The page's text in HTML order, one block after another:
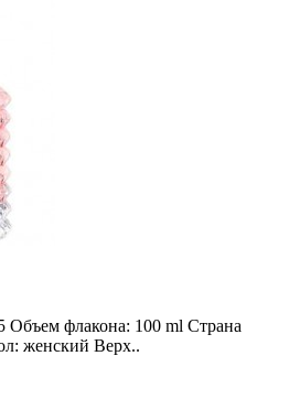
Объем флакона: 100 ml Страна
женский Верх..